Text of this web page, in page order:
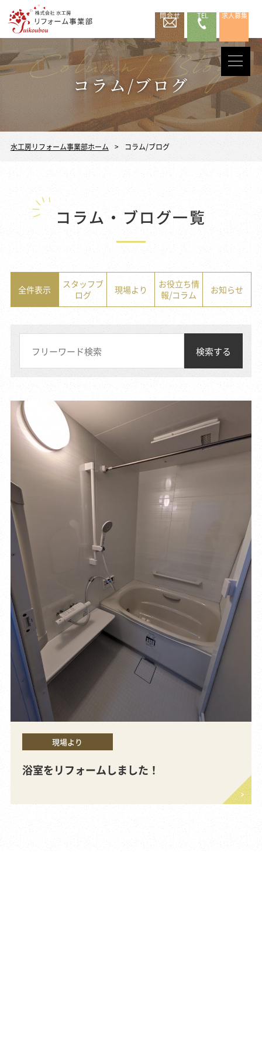
問合せ TEL 求人募集
コラム/ブログ
水工房リフォーム事業部ホーム コラム/ブログ
コラム・ブログ一覧
全件表示
スタッフブ
ログ
現場より
お役立ち情
報/コラム
お知らせ
検索する
現場より
浴室をリフォームしました！